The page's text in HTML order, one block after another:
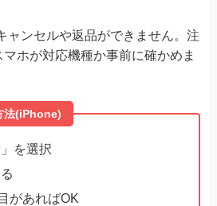
ャンセルや返品ができません。注
ホが対応機種か事前に確かめま
法(iPhone)
を選択
があればOK